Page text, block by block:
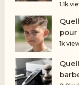
1.1k
pour
1k